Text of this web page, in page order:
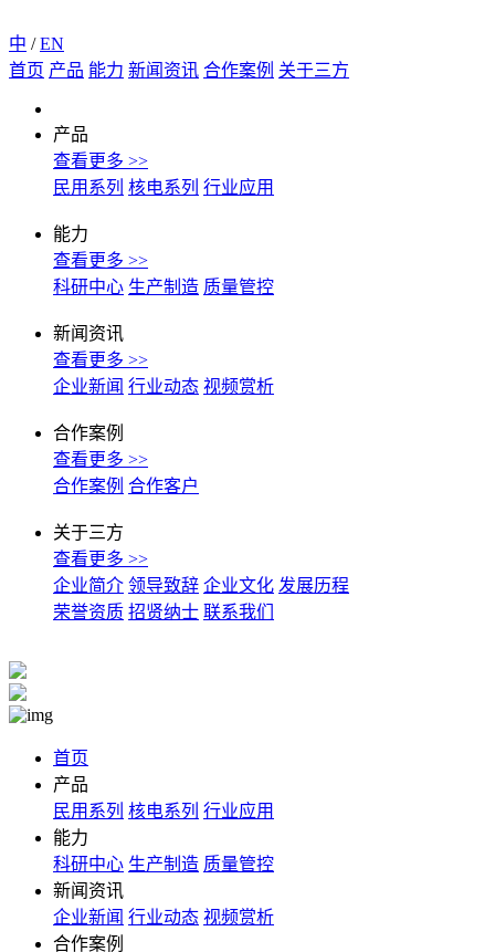
中 /EN
首页 产品 能力 新闻资讯 合作案例 关于三方
产品
查看更多 >>
民用系列 核电系列 行业应用
能力
查看更多 >>
科研中心 生产制造 质量管控
新闻资讯
查看更多 >>
企业新闻 行业动态 视频赏析
合作案例
查看更多 >>
合作案例 合作客户
关于三方
查看更多 >>
企业简介 领导致辞 企业文化 发展历程
荣誉资质 招贤纳士 联系我们
首页
产品
民用系列 核电系列 行业应用
能力
科研中心 生产制造 质量管控
新闻资讯
企业新闻 行业动态 视频赏析
合作案例